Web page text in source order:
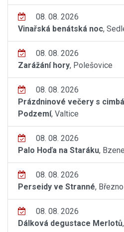
08. 08. 2026
Vinařská benátská noc,
08. 08. 2026
Zarážání hory, Polešovice
08. 08. 2026
Prázdninové večery s
Podzemí, Valtice
08. 08. 2026
Palo Hoďa na Staráku,
08. 08. 2026
Perseidy ve Stranné, Březno
08. 08. 2026
Dálková degustace Merlotů